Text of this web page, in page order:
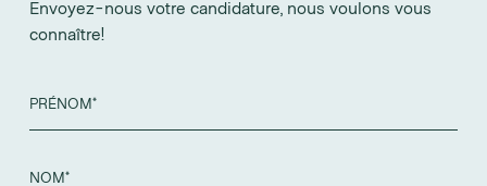
Envoyez-nous votre candidature, nous voulons vous
connaître!